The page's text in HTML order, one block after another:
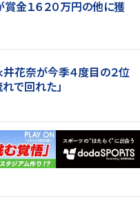
金１６２０万円の他に獲
花奈が今季４度目の２位
で回れた」